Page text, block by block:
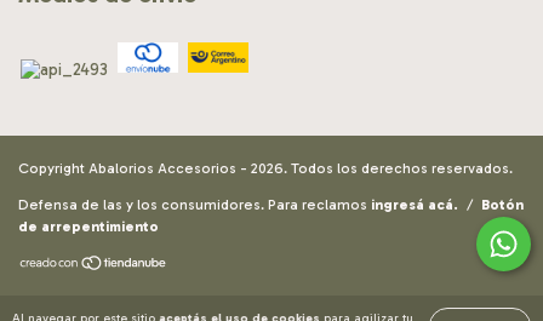
Copyright Abalorios Accesorios - 2026. Todos los derechos reservados.
Defensa de las y los consumidores. Para reclamos ingresá acá. / Botón
de arrepentimiento